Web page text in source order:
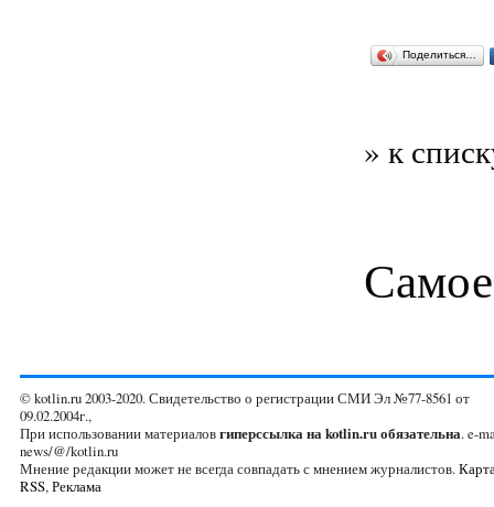
Поделиться…
» к
© kotlin.ru 2003-2020. Свидетельство о регистрации СМИ Эл №77-8561 от
09.02.2004г.,
При использовании материаловгиперссылка на kotlin.ru обязательна. e-
news/@/kotlin.ru
Мнение редакции может не всегда совпадать с мнением журналистов.
RSS,Реклама